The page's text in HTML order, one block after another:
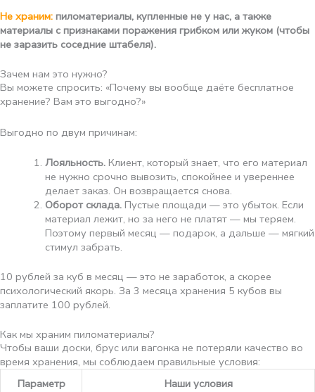
Не храним: пиломатериалы, купленные не у нас, а также
материалы с признаками поражения грибком или жуком (чтобы
не заразить соседние штабеля).
Зачем нам это нужно?
Вы можете спросить: «Почему вы вообще даёте бесплатное
хранение? Вам это выгодно?»
Выгодно по двум причинам:
Лояльность. Клиент, который знает, что его материал
не нужно срочно вывозить, спокойнее и увереннее
делает заказ. Он возвращается снова.
Оборот склада. Пустые площади — это убыток. Если
материал лежит, но за него не платят — мы теряем.
Поэтому первый месяц — подарок, а дальше — мягкий
стимул забрать.
10 рублей за куб в месяц — это не заработок, а скорее
психологический якорь. За 3 месяца хранения 5 кубов вы
заплатите 100 рублей.
Как мы храним пиломатериалы?
Чтобы ваши доски, брус или вагонка не потеряли качество во
время хранения, мы соблюдаем правильные условия:
Параметр
Наши условия